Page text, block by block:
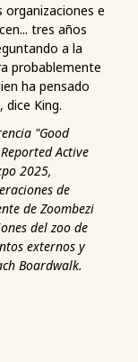
e
tres años
a la
probablemente
ha pensado
King.
"Good
Active
2025,
de
de Zoombezi
del zoo de
externos y
Boardwalk.